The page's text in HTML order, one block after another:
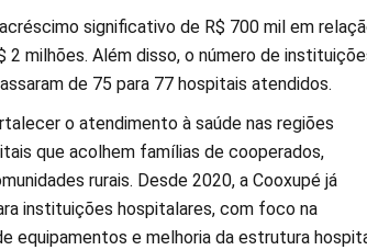
significativo de R$ 700 mil em
2 milhões. Além disso, o número de
de 75 para 77 hospitais atendidos.
o atendimento à saúde nas regiões
que acolhem famílias de cooperados,
rurais. Desde 2020, a Cooxupé já
instituições hospitalares, com foco na
equipamentos e melhoria da estrutura